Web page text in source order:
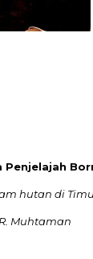
hutan di
Muhtaman